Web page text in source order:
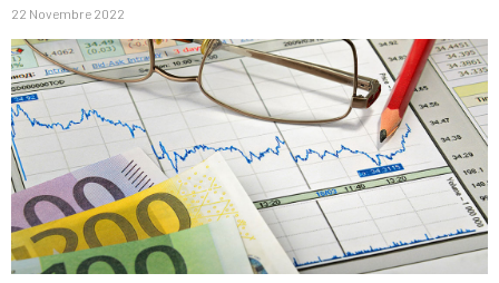
22 Novembre 2022